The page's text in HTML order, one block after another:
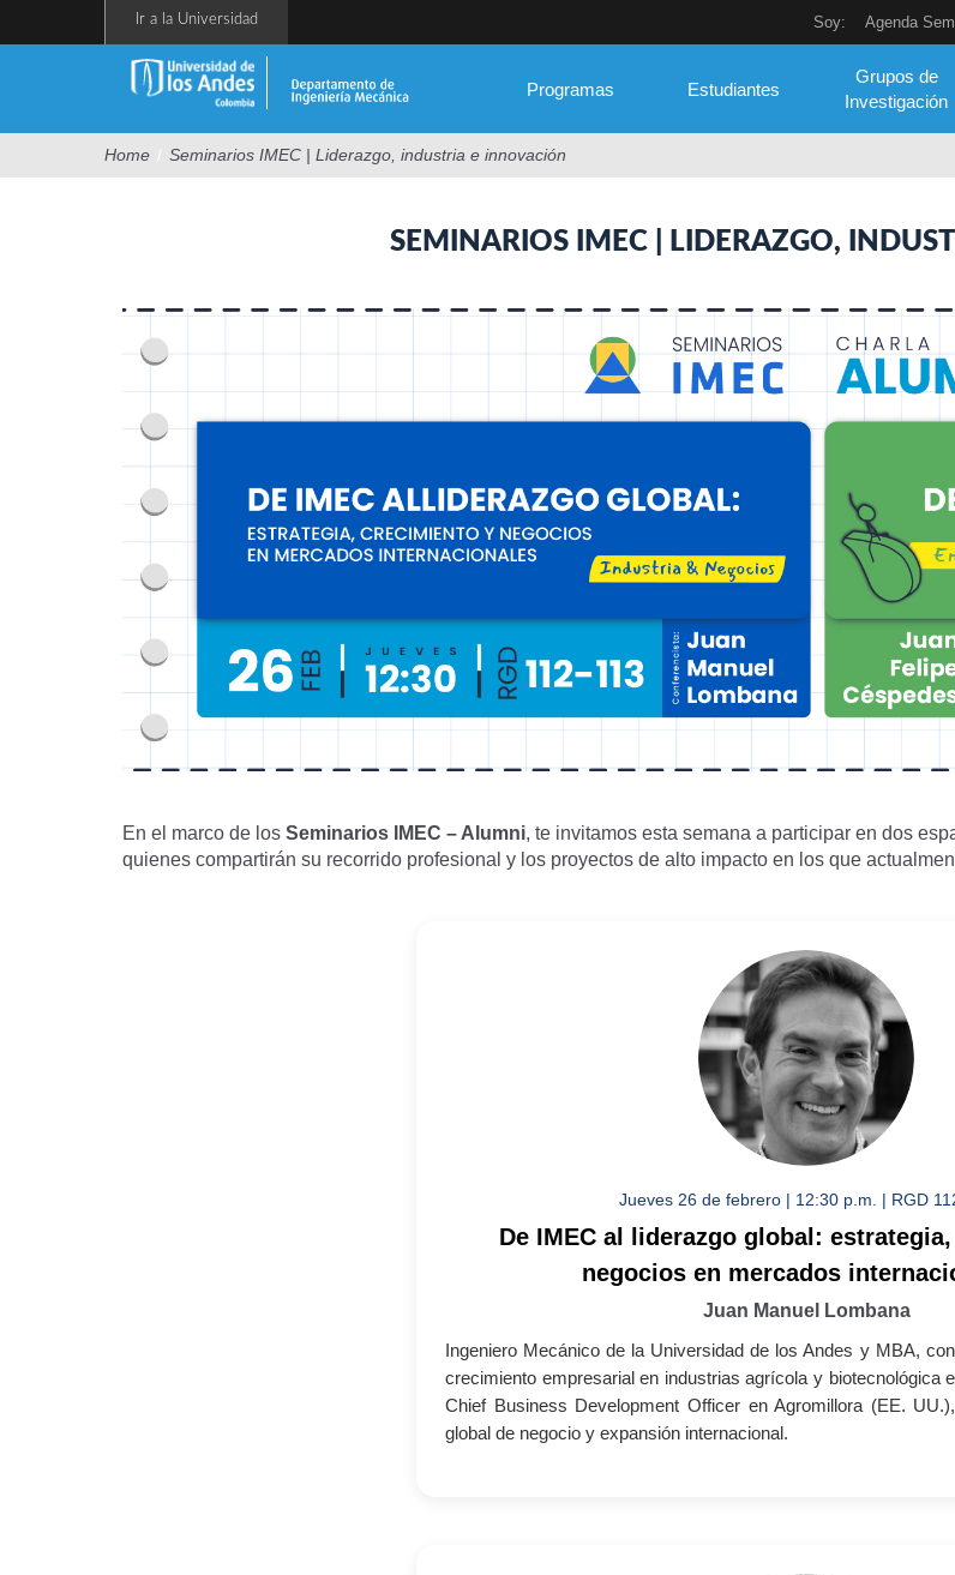
Soy: Agenda
Ir a la Universidad
Programas Estudiantes
Grupos de
Investigación
Home / Seminarios IMEC | Liderazgo, industria e innovación
SEMINARIOS IMEC | LIDERAZGO,
En el marco de los Seminarios IMEC – Alumni, te invitamos esta semana a participar en dos
quienes compartirán su recorrido profesional y los proyectos de alto impacto en los que
Jueves 26 de febrero | 12:30 p.m. | RGD
De IMEC al liderazgo global:
negocios en mercados
Juan Manuel Lombana
Ingeniero Mecánico de la Universidad de los Andes y MBA,
crecimiento empresarial en industrias agrícola y biotecnológica
Chief Business Development Officer en Agromillora (EE.
global de negocio y expansión internacional.